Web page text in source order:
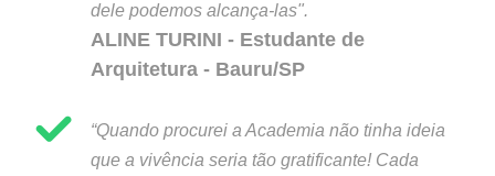
dele podemos alcança-las".
ALINE TURINI - Estudante de
Arquitetura - Bauru/SP
“Quando procurei a Academia não tinha ideia
que a vivência seria tão gratificante! Cada